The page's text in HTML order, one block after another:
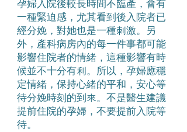
孕婦入院後較長時間不臨產，會有
一種緊迫感，尤其看到後入院者已
經分娩，對她也是一種刺激。另
外，產科病房內的每一件事都可能
影響住院者的情緒，這種影響有時
候並不十分有利。所以，孕婦應穩
定情緒，保持心緒的平和，安心等
待分娩時刻的到來。不是醫生建議
提前住院的孕婦，不要提前入院等
待。